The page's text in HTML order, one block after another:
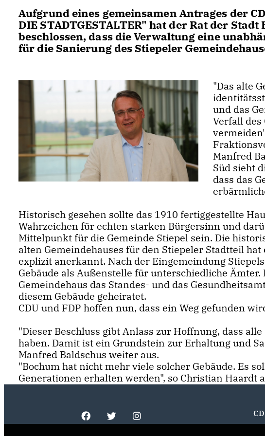
Aufgrund eines gemeinsamen Antrages der
DIE STADTGESTALTER" hat der Rat der
beschlossen, dass die Verwaltung eine
für die Sanierung des Stiepeler
"Das alte
und das
Verfall
Manfred
Süd sieht
dass das
Historisch gesehen sollte das 1910 fertiggestellte
Wahrzeichen für echten starken Bürgersinn und
Mittelpunkt für die Gemeinde Stiepel sein. Die
alten Gemeindehauses für den Stiepeler Stadtteil
explizit anerkannt. Nach der Eingemeindung
Gebäude als Außenstelle für unterschiedliche
Gemeindehaus das Standes- und das
diesem Gebäude geheiratet.
CDU und FDP hoffen nun, dass ein Weg gefunden
"Dieser Beschluss gibt Anlass zur Hoffnung, dass
haben. Damit ist ein Grundstein zur Erhaltung und
Manfred Baldschus weiter aus.
"Bochum hat nicht mehr viele solcher Gebäude. Es
Generationen erhalten werden", so Christian Haardt